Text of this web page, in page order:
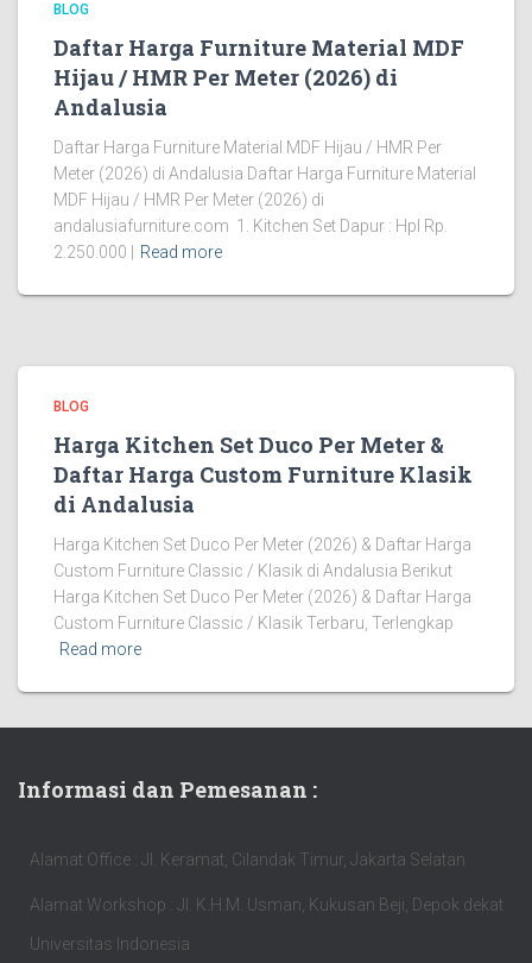
BLOG
Daftar Harga Furniture Material MDF
Hijau / HMR Per Meter (2026) di
Andalusia
Daftar Harga Furniture Material MDF Hijau / HMR Per
Meter (2026) di Andalusia Daftar Harga Furniture Material
MDF Hijau / HMR Per Meter (2026) di
andalusiafurniture.com 1. Kitchen Set Dapur : Hpl Rp.
2.250.000 |
Read more
BLOG
Harga Kitchen Set Duco Per Meter &
Daftar Harga Custom Furniture Klasik
di Andalusia
Harga Kitchen Set Duco Per Meter (2026) & Daftar Harga
Custom Furniture Classic / Klasik di Andalusia Berikut
Harga Kitchen Set Duco Per Meter (2026) & Daftar Harga
Custom Furniture Classic / Klasik Terbaru, Terlengkap
Read more
Informasi dan Pemesanan :
Alamat Office : Jl. Keramat, Cilandak Timur, Jakarta Selatan
Alamat Workshop : Jl. K.H.M. Usman, Kukusan Beji, Depok dekat
Universitas Indonesia